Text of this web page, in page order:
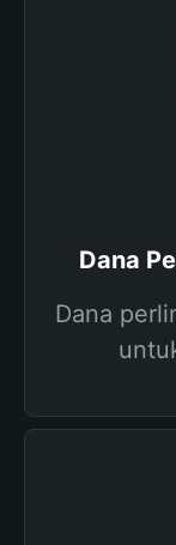
Dana
Dana